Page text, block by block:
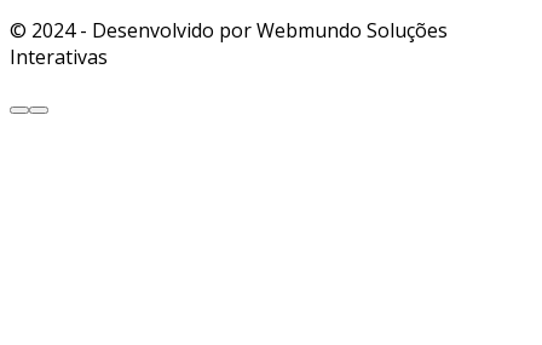
© 2024 - Desenvolvido por Webmundo Soluções
Interativas